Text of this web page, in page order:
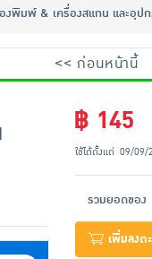
งพิมพ์ & เครื่องสแกน และอุป
<< ก่อนหน้านี้
฿ 145
ใช้ได้ตั้งแต่ 09/09/
รวมยอดของ
เพิ่มลงต